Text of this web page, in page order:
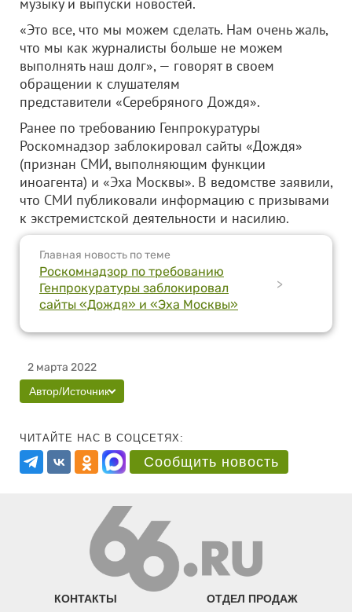
«Это все, что мы можем сделать. Нам очень жаль,
что мы как журналисты больше не можем
выполнять наш долг», — говорят в своем
обращении к слушателям
представители «Серебряного Дождя».
Ранее по требованию Генпрокуратуры
Роскомнадзор заблокировал сайты «Дождя»
(признан СМИ, выполняющим функции
иноагента) и «Эха Москвы». В ведомстве заявили,
что СМИ публиковали информацию с призывами
к экстремистской деятельности и насилию.
Главная новость по теме
Роскомнадзор по требованию
Генпрокуратуры заблокировал
сайты «Дождя» и «Эха Москвы»
>
2 марта 2022
Автор/Источник
ЧИТАЙТЕ НАС В СОЦСЕТЯХ:
Сообщить новость
КОНТАКТЫ ОТДЕЛ ПРОДАЖ